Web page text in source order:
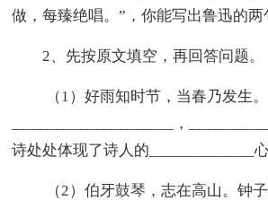
做，每臻绝唱。”，你能写出鲁迅的两
2、先按原文填空，再回答问题。
（1）好雨知时节，当春乃发生。
____________________，
诗处处体现了诗人的_____________心
（2）伯牙鼓琴，志在高山。钟子